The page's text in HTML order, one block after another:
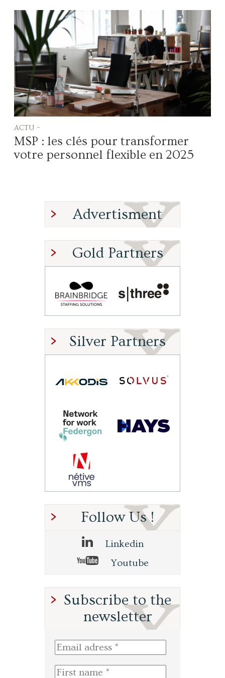
actu -
MSP : les clés pour transformer
votre personnel flexible en 2025
Advertisment
Gold Partners
Silver Partners
Follow Us !
Linkedin
Youtube
Subscribe to the
newsletter